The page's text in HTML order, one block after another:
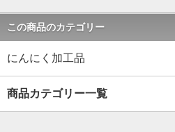
この商品のカテゴリー
にんにく加工品
商品カテゴリー一覧